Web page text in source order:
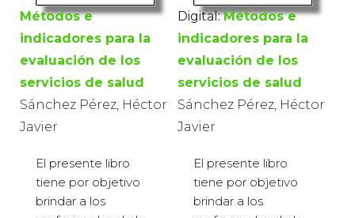
Métodos e
indicadores para la
evaluación de los
servicios de salud
Sánchez Pérez, Héctor
Javier
El presente libro
tiene por objetivo
brindar a los
Digital: Métodos e
indicadores para la
evaluación de los
servicios de salud
Sánchez Pérez, Héctor
Javier
El presente libro
tiene por objetivo
brindar a los